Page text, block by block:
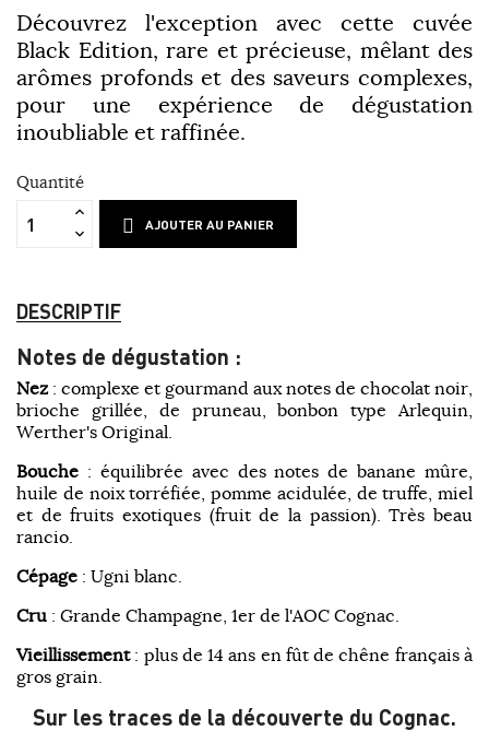
Découvrez l'exception avec cette cuvée
Black Edition, rare et précieuse, mêlant des
arômes profonds et des saveurs complexes,
pour une expérience de dégustation
inoubliable et raffinée.
Quantité
AJOUTER AU PANIER
DESCRIPTIF
Notes de dégustation :
Nez : complexe et gourmand aux notes de chocolat noir,
brioche grillée, de pruneau, bonbon type Arlequin,
Werther's Original.
Bouche : équilibrée avec des notes de banane mûre,
huile de noix torréfiée, pomme acidulée, de truffe, miel
et de fruits exotiques (fruit de la passion). Très beau
rancio.
Cépage : Ugni blanc.
Cru : Grande Champagne, 1er de l'AOC Cognac.
Vieillissement: plus de 14 ans en fût de chêne français à
gros grain.
Sur les traces de la découverte du Cognac.